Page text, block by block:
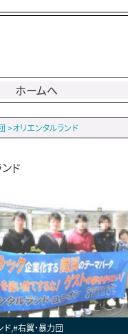
ホームへ
>オリエンタルランド
ド
ド,#右翼・暴力団